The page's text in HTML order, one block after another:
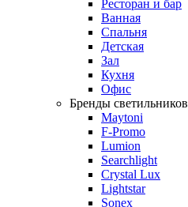
Ресторан и бар
Ванная
Спальня
Детская
Зал
Кухня
Офис
Бренды светильников
Maytoni
F-Promo
Lumion
Searchlight
Crystal Lux
Lightstar
Sonex